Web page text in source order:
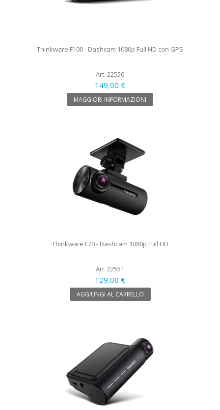
Thinkware F100 - Dashcam 1080p Full HD con GPS
Art. 22550
149,00 €
MAGGIORI INFORMAZIONI
Thinkware F70 - Dashcam 1080p Full HD
Art. 22551
129,00 €
AGGIUNGI AL CARRELLO